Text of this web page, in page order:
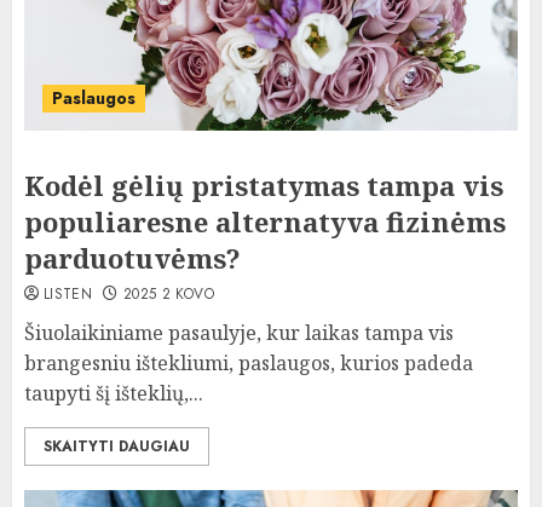
Paslaugos
Kodėl gėlių pristatymas tampa vis
populiaresne alternatyva fizinėms
parduotuvėms?
LISTEN 2025 2 KOVO
Šiuolaikiniame pasaulyje, kur laikas tampa vis
brangesniu ištekliumi, paslaugos, kurios padeda
taupyti šį išteklių,...
SKAITYTI DAUGIAU